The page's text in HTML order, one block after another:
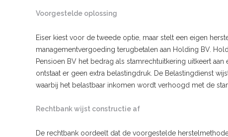
Voorgestelde oplossing
Eiser kiest voor de tweede optie, maar stelt een eigen
managementvergoeding terugbetalen aan Holding BV.
Pensioen BV het bedrag als stamrechtuitkering uitkeert
ontstaat er geen extra belastingdruk. De Belastingdienst
waarbij het belastbaar inkomen wordt verhoogd met de
Rechtbank wijst constructie af
De rechtbank oordeelt dat de voorgestelde